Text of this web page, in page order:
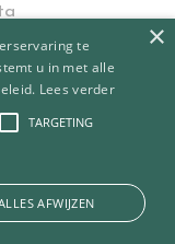
×
te
u in met alle
Lees verder
TARGETING
AFWIJZEN